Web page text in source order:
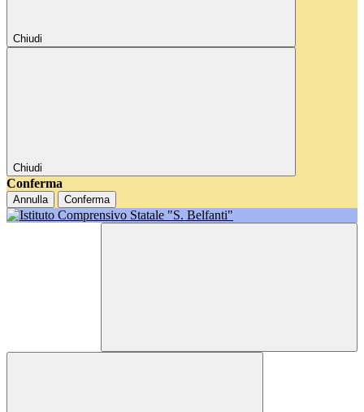
Chiudi
Chiudi
Conferma
Annulla Conferma